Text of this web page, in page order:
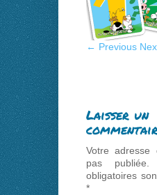
← Previous
Laisser un
Votre adresse
pas publiée.
obligatoires
*